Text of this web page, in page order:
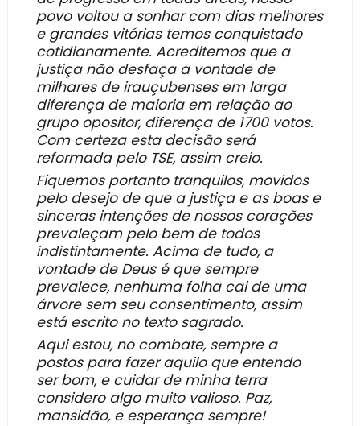
povo voltou a sonhar com dias melhores
e grandes vitórias temos conquistado
cotidianamente. Acreditemos que a
justiça não desfaça a vontade de
milhares de irauçubenses em larga
diferença de maioria em relação ao
grupo opositor, diferença de 1700 votos.
Com certeza esta decisão será
reformada pelo TSE, assim creio.
Fiquemos portanto tranquilos, movidos
pelo desejo de que a justiça e as boas e
sinceras intenções de nossos corações
prevaleçam pelo bem de todos
indistintamente. Acima de tudo, a
vontade de Deus é que sempre
prevalece, nenhuma folha cai de uma
árvore sem seu consentimento, assim
está escrito no texto sagrado.
Aqui estou, no combate, sempre a
postos para fazer aquilo que entendo
ser bom, e cuidar de minha terra
considero algo muito valioso. Paz,
mansidão, e esperança sempre!